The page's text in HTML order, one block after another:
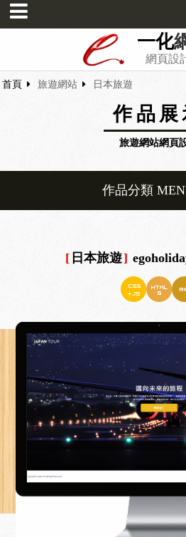
一化
網頁設
首頁 旅遊網站 日本旅遊
作品展
旅遊網站網頁
作品分類
[ 日本旅遊]